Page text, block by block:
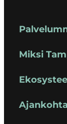
Miksi